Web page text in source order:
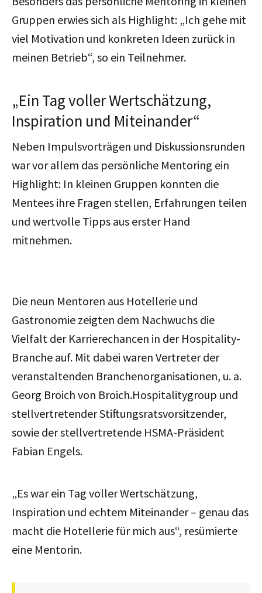
Gruppen erwies sich als Highlight: „Ich gehe mit
viel Motivation und konkreten Ideen zurück in
meinen Betrieb“, so ein Teilnehmer.
„Ein Tag voller Wertschätzung,
Inspiration und Miteinander“
Neben Impulsvorträgen und Diskussionsrunden
war vor allem das persönliche Mentoring ein
Highlight: In kleinen Gruppen konnten die
Mentees ihre Fragen stellen, Erfahrungen teilen
und wertvolle Tipps aus erster Hand
mitnehmen.
Die neun Mentoren aus Hotellerie und
Gastronomie zeigten dem Nachwuchs die
Vielfalt der Karrierechancen in der Hospitality-
Branche auf. Mit dabei waren Vertreter der
veranstaltenden Branchenorganisationen, u. a.
Georg Broich von Broich.Hospitalitygroup und
stellvertretender Stiftungsratsvorsitzender,
sowie der stellvertretende HSMA-Präsident
Fabian Engels.
„Es war ein Tag voller Wertschätzung,
Inspiration und echtem Miteinander – genau das
macht die Hotellerie für mich aus“, resümierte
eine Mentorin.